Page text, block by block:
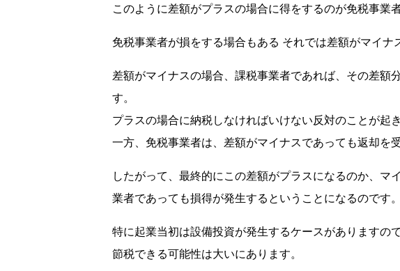
このように差額がプラスの場合に得をするのが免税事業者
免税事業者が損をする場合もある それでは差額がマイナ
差額がマイナスの場合、課税事業者であれば、その差額
す。
プラスの場合に納税しなければいけない反対のことが起
一方、免税事業者は、差額がマイナスであっても返却を
したがって、最終的にこの差額がプラスになるのか、マ
業者であっても損得が発生するということになるのです。
特に起業当初は設備投資が発生するケースがありますの
節税できる可能性は大いにあります。